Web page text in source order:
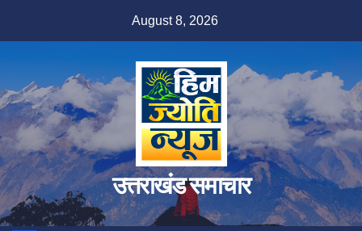
August 8, 2026
उत्तराखंड समाचार